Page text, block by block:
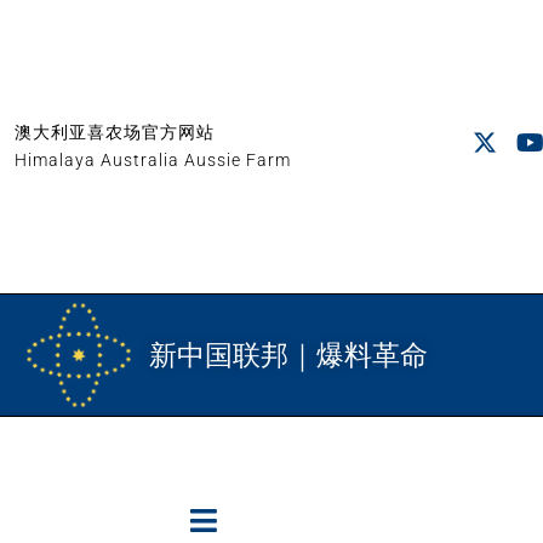
澳大利亚喜农场官方网站
Himalaya Australia Aussie Farm
新中国联邦｜爆料革命